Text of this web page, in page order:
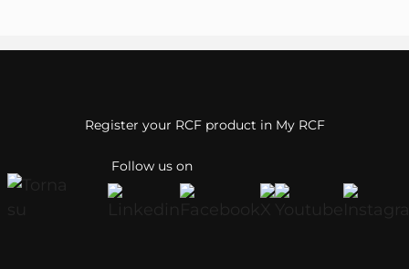
Follow us on
Register your RCF product in My RCF